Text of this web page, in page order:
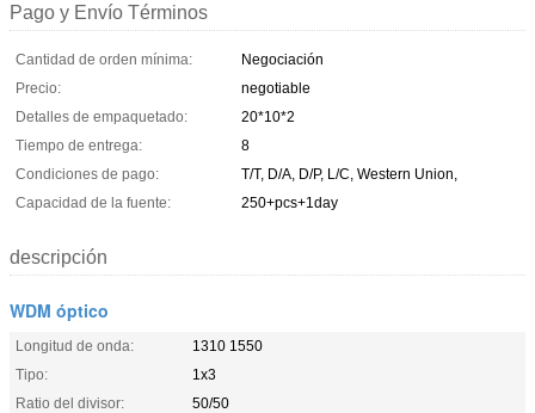
Pago y Envío Términos
Cantidad de orden mínima:
Negociación
Precio:
negotiable
Detalles de empaquetado:
20*10*2
Tiempo de entrega:
8
Condiciones de pago:
T/T, D/A, D/P, L/C, Western Union,
Capacidad de la fuente:
250+pcs+1day
descripción
WDM óptico
Longitud de onda:
1310 1550
Tipo:
1x3
Ratio del divisor:
50/50